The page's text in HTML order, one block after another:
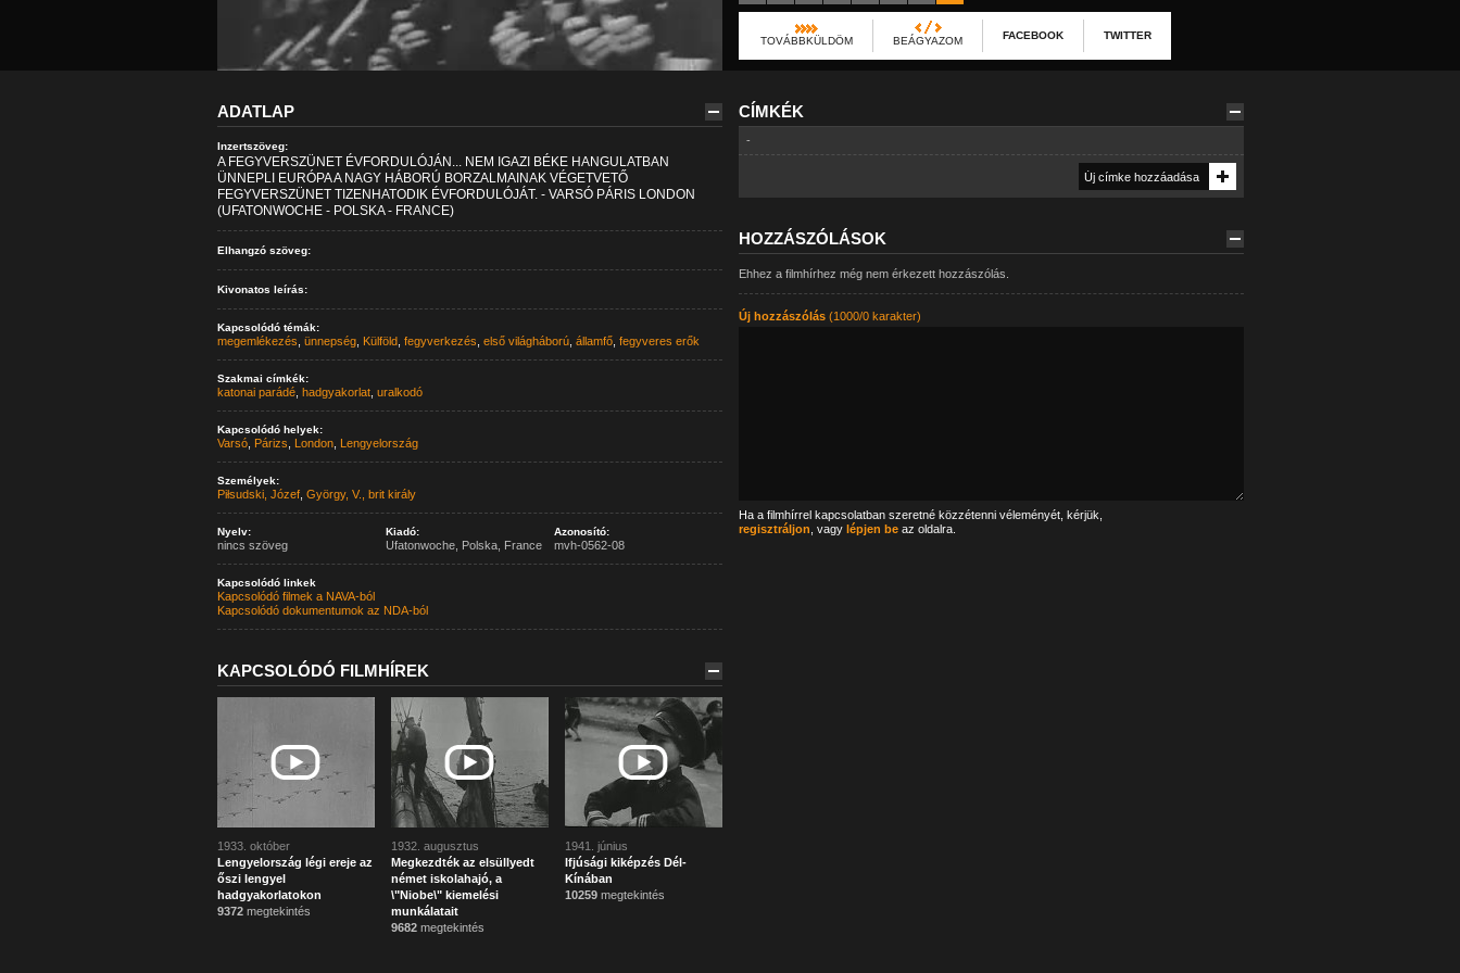
TOVÁBBKÜLDÖM BEÁGYAZOM FACEBOOK TWITTER
ADATLAP
Inzertszöveg:
A FEGYVERSZÜNET ÉVFORDULÓJÁN... NEM IGAZI BÉKE HANGULATBAN
ÜNNEPLI EURÓPA A NAGY HÁBORÚ BORZALMAINAK VÉGETVETŐ
FEGYVERSZÜNET TIZENHATODIK ÉVFORDULÓJÁT. - VARSÓ PÁRIS LONDON
(UFATONWOCHE - POLSKA - FRANCE)
Elhangzó szöveg:
Kivonatos leírás:
Kapcsolódó témák:
megemlékezés ünnepség, Külföld, fegyverkezés első világháború, államfő, fegyveres erők
Szakmai címkék:
katonai parádé, hadgyakorlat, uralkodó
Kapcsolódó helyek:
Varsó, Párizs London, Lengyelország
Személyek:
Piłsudski, Józef, György, V., brit király
Nyelv:
nincs szöveg
Kiadó:
Ufatonwoche, Polska, France
Azonosító:
mvh-0562-08
Kapcsolódó linkek
Kapcsolódó filmek a NAVA-ból
Kapcsolódó dokumentumok az NDA-ból
KAPCSOLÓDÓ FILMHÍREK
1933. október
Lengyelország légi ereje az
őszi lengyel
hadgyakorlatokon
9372megtekintés
1932. augusztus
Megkezdték az elsüllyedt
német iskolahajó, a
\"Niobe\" kiemelési
munkálatait
9682megtekintés
1941. június
Ifjúsági kiképzés Dél-
Kínában
10259megtekintés
CÍMKÉK
-
HOZZÁSZÓLÁSOK
Ehhez a filmhírhez még nem érkezett hozzászólás.
Új hozzászólás(1000/0 karakter)
Ha a filmhírrel kapcsolatban szeretné közzétenni véleményét, kérjük,
regisztráljon , vagy lépjen beaz oldalra.